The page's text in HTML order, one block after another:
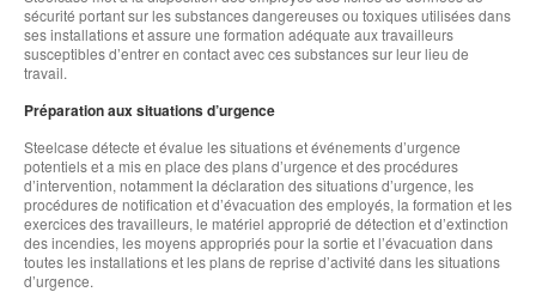
sécurité portant sur les substances dangereuses ou toxiques utilisées dans
ses installations et assure une formation adéquate aux travailleurs
susceptibles d’entrer en contact avec ces substances sur leur lieu de
travail.
Préparation aux situations d’urgence
Steelcase détecte et évalue les situations et événements d’urgence
potentiels et a mis en place des plans d’urgence et des procédures
d’intervention, notamment la déclaration des situations d’urgence, les
procédures de notification et d’évacuation des employés, la formation et les
exercices des travailleurs, le matériel approprié de détection et d’extinction
des incendies, les moyens appropriés pour la sortie et l’évacuation dans
toutes les installations et les plans de reprise d’activité dans les situations
d’urgence.